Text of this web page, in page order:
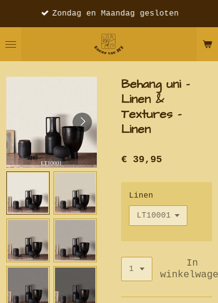
de
Zondag en Maandag gesloten
Behang uni -
Linen &
Textures -
Linen
€ 39,95
Linen
In